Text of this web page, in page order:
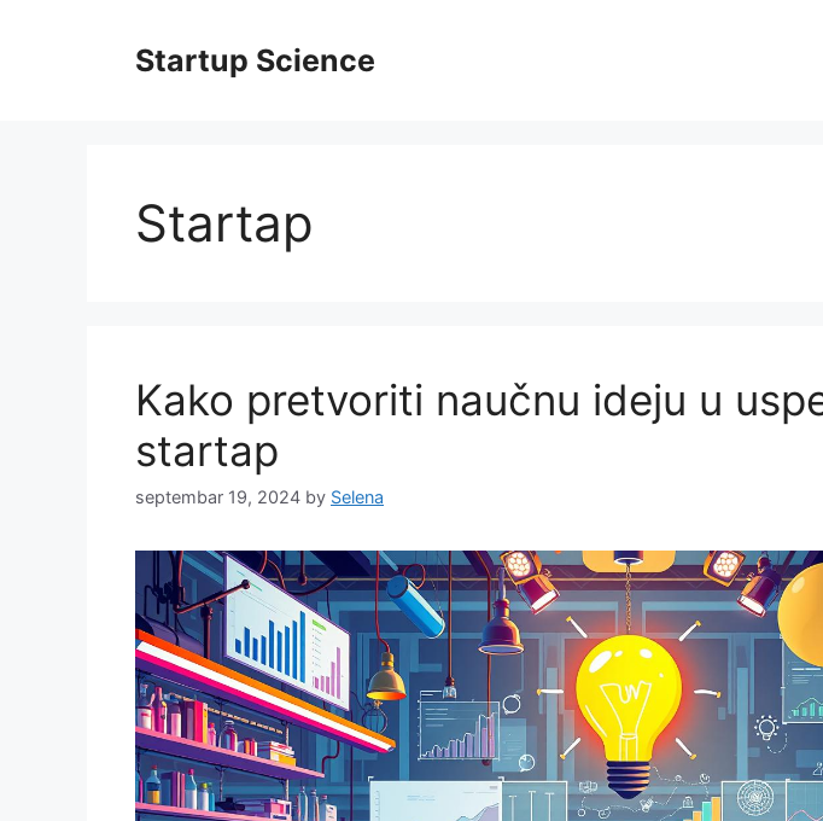
Startup Science
Startap
Kako pretvoriti naučnu ideju u
startap
septembar 19, 2024 by Selena